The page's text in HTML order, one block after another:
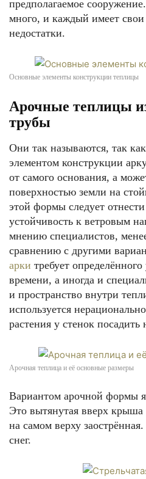
предполагаемое
много, и каждый имеет свои
недостатки.
Основные элементы конструкции теплицы
Арочные теплицы
трубы
Они так называются, так
элементом конструкции
от самого основания, а
поверхностью земли на
этой формы следует
устойчивость к ветровым
мнению специалистов,
сравнению с другими
арки требует
времени, а иногда и
и пространство внутри
используется
растения у стенок посадить
Арочная теплица и её основные размеры
Вариантом арочной формы
Это вытянутая вверх
на самом верху
снег.